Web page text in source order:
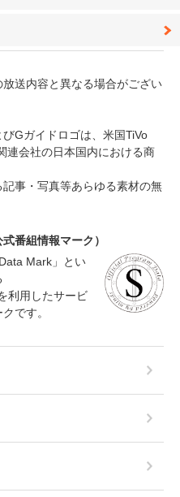
送内容と異なる場合がござい
Gガイドロゴは、米国TiVo
連会社の日本国内における商
事・写真等あらゆる素材の無
番組情報マーク）
Mark」とい
利用したサービ
です。